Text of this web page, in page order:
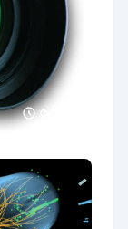
৫ মিনিট